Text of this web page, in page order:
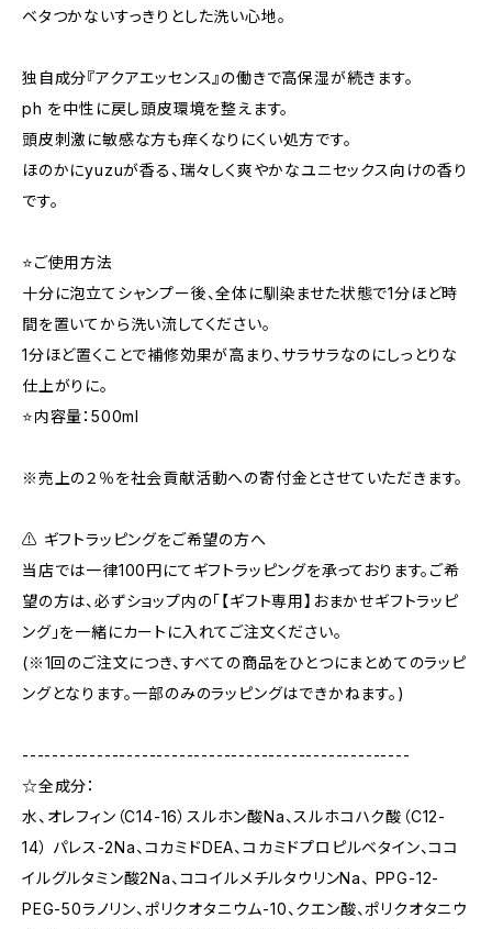
ベタつかないすっきりとした洗い心地。
独自成分『アクアエッセンス』の働きで高保湿が続きます。
ph を中性に戻し頭皮環境を整えます。
頭皮刺激に敏感な方も痒くなりにくい処方です。
ほのかにyuzuが香る、瑞々しく爽やかなユニセックス向けの香り
です。
⭐ご使用方法
十分に泡立てシャンプー後、全体に馴染ませた状態で1分ほど時
間を置いてから洗い流してください。
1分ほど置くことで補修効果が高まり、サラサラなのにしっとりな
仕上がりに。
⭐内容量：500ml
※売上の２％を社会貢献活動への寄付金とさせていただきます。
⚠️ ギフトラッピングをご希望の方へ
当店では一律100円にてギフトラッピングを承っております。ご希
望の方は、必ずショップ内の「【ギフト専用】おまかせギフトラッピ
ング」を一緒にカートに入れてご注文ください。
(※1回のご注文につき、すべての商品をひとつにまとめてのラッピ
ングとなります。一部のみのラッピングはできかねます。)
----------------------------------------------------
☆全成分：
水、オレフィン（C14-16）スルホン酸Na、スルホコハク酸（C12-
14） パレス-2Na、コカミドDEA、コカミドプロピルベタイン、ココ
イルグルタミン酸2Na、ココイルメチルタウリンNa、 PPG-12-
PEG-50ラノリン、ポリクオタニウム-10、クエン酸、ポリクオタニウ